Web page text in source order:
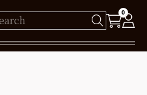
0